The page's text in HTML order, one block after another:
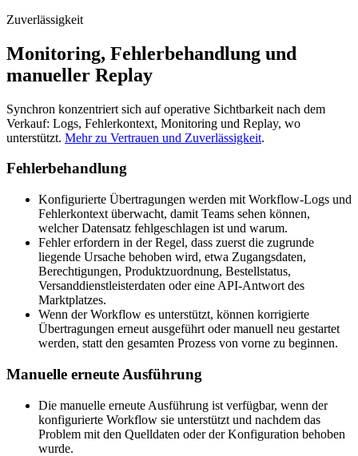
Zuverlässigkeit
Monitoring, Fehlerbehandlung und
manueller Replay
Synchron konzentriert sich auf operative Sichtbarkeit nach dem
Verkauf: Logs, Fehlerkontext, Monitoring und Replay, wo
unterstützt. Mehr zu Vertrauen und Zuverlässigkeit.
Fehlerbehandlung
Konfigurierte Übertragungen werden mit Workflow-Logs und
Fehlerkontext überwacht, damit Teams sehen können,
welcher Datensatz fehlgeschlagen ist und warum.
Fehler erfordern in der Regel, dass zuerst die zugrunde
liegende Ursache behoben wird, etwa Zugangsdaten,
Berechtigungen, Produktzuordnung, Bestellstatus,
Versanddienstleisterdaten oder eine API-Antwort des
Marktplatzes.
Wenn der Workflow es unterstützt, können korrigierte
Übertragungen erneut ausgeführt oder manuell neu gestartet
werden, statt den gesamten Prozess von vorne zu beginnen.
Manuelle erneute Ausführung
Die manuelle erneute Ausführung ist verfügbar, wenn der
konfigurierte Workflow sie unterstützt und nachdem das
Problem mit den Quelldaten oder der Konfiguration behoben
wurde.